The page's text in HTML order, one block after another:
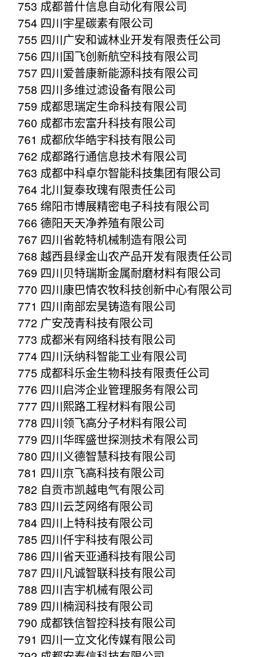
753 成都普什信息自动化有限公司
754 四川宇星碳素有限公司
755 四川广安和诚林业开发有限责任公司
756 四川国飞创新航空科技有限公司
757 四川爱普康新能源科技有限公司
758 四川多维过滤设备有限公司
759 成都思瑞定生命科技有限公司
760 成都市宏富升科技有限公司
761 成都欣华皓宇科技有限公司
762 成都路行通信息技术有限公司
763 成都中科卓尔智能科技集团有限公司
764 北川复泰玫瑰有限责任公司
765 绵阳市博展精密电子科技有限公司
766 德阳天天净养殖有限公司
767 四川省乾特机械制造有限公司
768 越西县绿金山农产品开发有限责任公司
769 四川贝特瑞斯金属耐磨材料有限公司
770 四川康巴情农牧科技创新中心有限公司
771 四川南部宏昊铸造有限公司
772 广安茂青科技有限公司
773 成都米有网络科技有限公司
774 四川沃纳科智能工业有限公司
775 成都科乐金生物科技有限责任公司
776 四川启涔企业管理服务有限公司
777 四川熙路工程材料有限公司
778 四川领飞高分子材料有限公司
779 四川华晖盛世探测技术有限公司
780 四川义德智慧科技有限公司
781 四川京飞高科技有限公司
782 自贡市凯越电气有限公司
783 四川云芝网络有限公司
784 四川上特科技有限公司
785 四川仟宇科技有限公司
786 四川省天亚通科技有限公司
787 四川凡诚智联科技有限公司
788 四川吉宇机械有限公司
789 四川楠润科技有限公司
790 成都铁信智控科技有限公司
791 四川一立文化传媒有限公司